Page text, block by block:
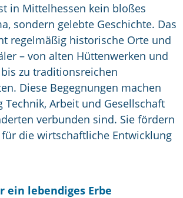
in Mittelhessen kein bloßes
sondern gelebte Geschichte. Das
regelmäßig historische Orte und
– von alten Hüttenwerken und
zu traditionsreichen
Diese Begegnungen machen
Technik, Arbeit und Gesellschaft
verbunden sind. Sie fördern
die wirtschaftliche Entwicklung
ein lebendiges Erbe